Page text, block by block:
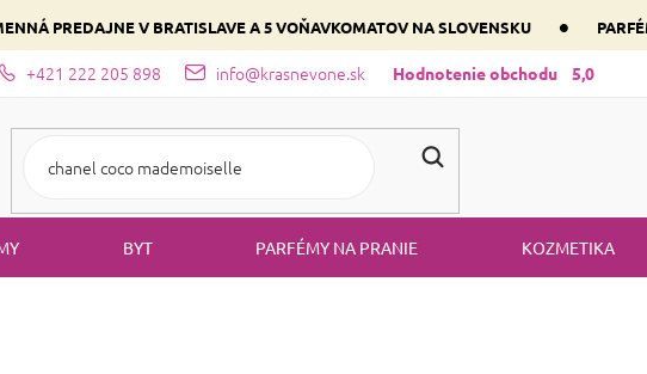
PREDAJNE V BRATISLAVE A 5 VOŇAVKOMATOV NA SLOVENSKU •
+421 222 205 898 info@krasnevone.sk Hodnotenie obchodu 5,0
Zloženie parfémov a druhy vôní Vyberte si podľa dominantnej zložky parfém
BYT PARFÉMY NA PRANIE KOZMETIKA